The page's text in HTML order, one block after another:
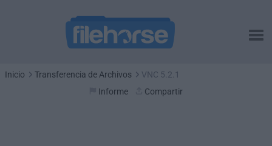
Inicio Transferencia de Archivos
VNC 5.2.1
Informe
Compartir